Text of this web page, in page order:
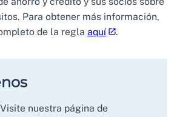
Para obtener más información,
de la regla aquí .
nuestra página de